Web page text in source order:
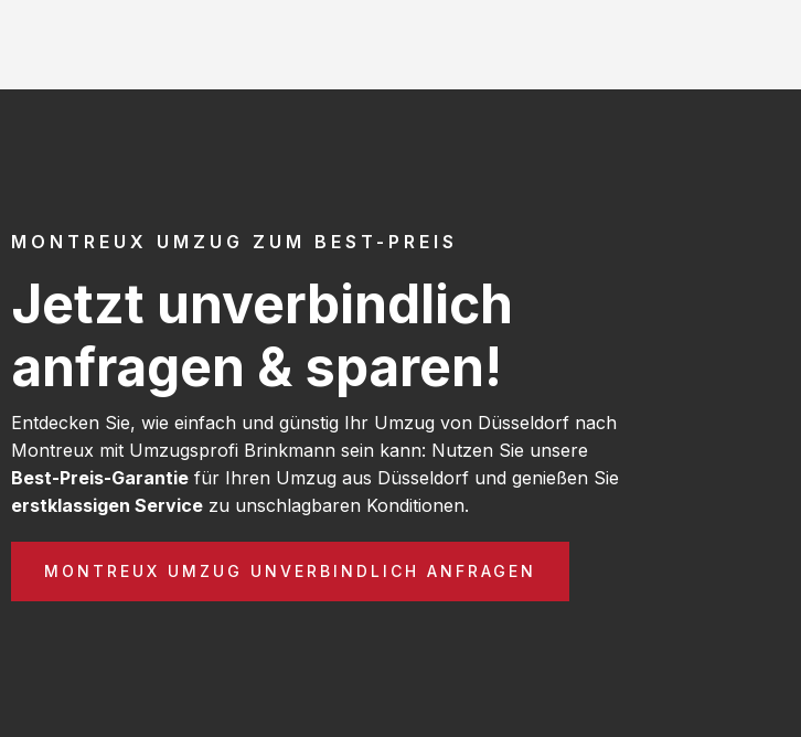
MONTREUX UMZUG ZUM BEST-PREIS
Jetzt unverbindlich
anfragen & sparen!
Entdecken Sie, wie einfach und günstig Ihr Umzug von Düsseldorf nach
Montreux mit Umzugsprofi Brinkmann sein kann: Nutzen Sie unsere
Best-Preis-Garantie für Ihren Umzug aus Düsseldorf und genießen Sie
erstklassigen Service zu unschlagbaren Konditionen.
MONTREUX UMZUG UNVERBINDLICH ANFRAGEN